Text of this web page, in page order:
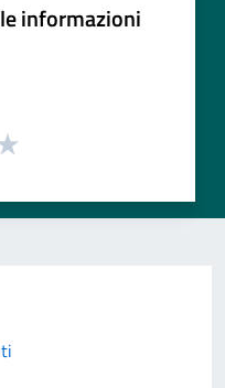
informazioni